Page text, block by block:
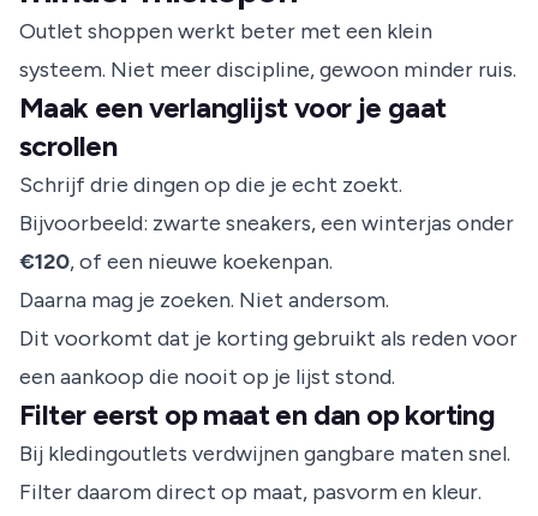
Outlet shoppen werkt beter met een klein
systeem. Niet meer discipline, gewoon minder ruis.
Maak een verlanglijst voor je gaat
scrollen
Schrijf drie dingen op die je echt zoekt.
Bijvoorbeeld: zwarte sneakers, een winterjas onder
€120, of een nieuwe koekenpan.
Daarna mag je zoeken. Niet andersom.
Dit voorkomt dat je korting gebruikt als reden voor
een aankoop die nooit op je lijst stond.
Filter eerst op maat en dan op korting
Bij kledingoutlets verdwijnen gangbare maten snel.
Filter daarom direct op maat, pasvorm en kleur.